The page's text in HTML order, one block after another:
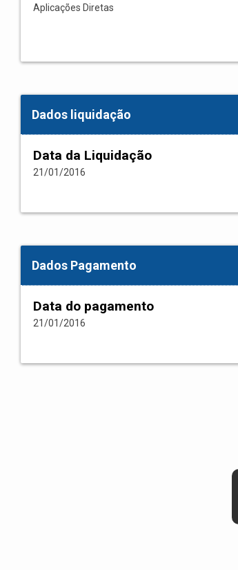
Aplicações Diretas
Dados liquidação
Data da Liquidação
21/01/2016
Dados Pagamento
Data do pagamento
21/01/2016